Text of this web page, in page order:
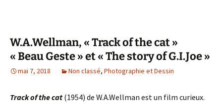
W.A.Wellman, « Track of the cat »
« Beau Geste » et « The story of G.I.Joe »
mai 7, 2018 Non classé, Photographie et Dessin
Track of the cat (1954) de W.A.Wellman est un film curieux.